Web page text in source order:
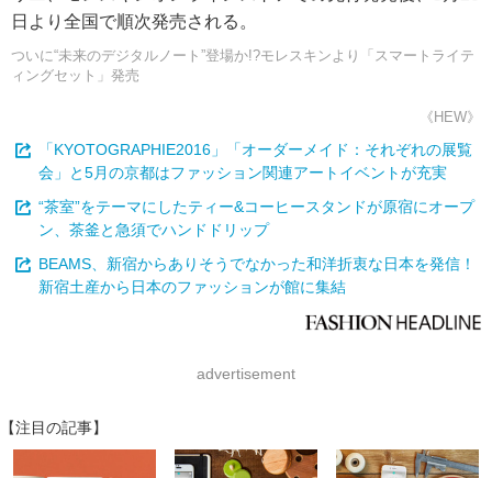
日より全国で順次発売される。
ついに“未来のデジタルノート”登場か!?モレスキンより「スマートライテ
ィングセット」発売
《HEW》
「KYOTOGRAPHIE2016」「オーダーメイド：それぞれの展覧
会」と5月の京都はファッション関連アートイベントが充実
“茶室”をテーマにしたティー&コーヒースタンドが原宿にオープ
ン、茶釜と急須でハンドドリップ
BEAMS、新宿からありそうでなかった和洋折衷な日本を発信！
新宿土産から日本のファッションが館に集結
advertisement
【注目の記事】